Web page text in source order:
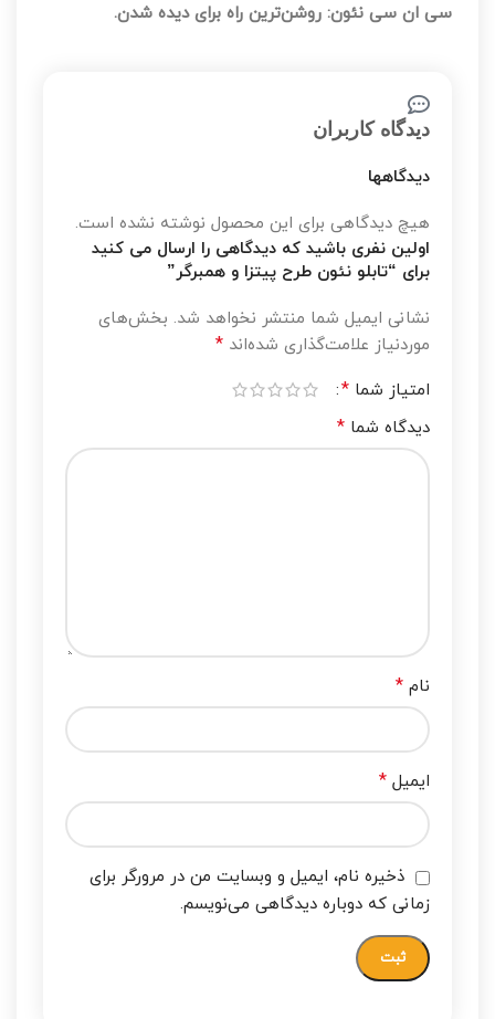
سی ان سی نئون: روشن‌ترین راه برای دیده شدن.
دیدگاه کاربران
دیدگاهها
هیچ دیدگاهی برای این محصول نوشته نشده است.
اولین نفری باشید که دیدگاهی را ارسال می کنید
برای “تابلو نئون طرح پیتزا و همبرگر”
نشانی ایمیل شما منتشر نخواهد شد. بخش‌های
موردنیاز علامت‌گذاری شده‌اند *
امتیاز شما *
دیدگاه شما *
نام *
ایمیل *
ذخیره نام، ایمیل و وبسایت من در مرورگر برای
زمانی که دوباره دیدگاهی می‌نویسم.